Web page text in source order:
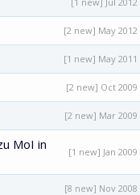
[2 new] May 2012
[1 new] May 2011
[2 new] Oct 2009
[2 new] Mar 2009
MoI in
[1 new] Jan 2009
[8 new] Nov 2008